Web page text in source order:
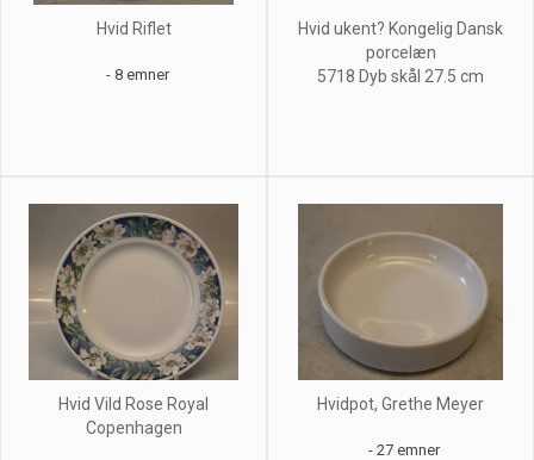
Hvid Riflet
- 8 emner
Hvid ukent? Kongelig Dansk
porcelæn
5718 Dyb skål 27.5 cm
Hvid Vild Rose Royal
Copenhagen
Hvidpot, Grethe Meyer
- 27 emner